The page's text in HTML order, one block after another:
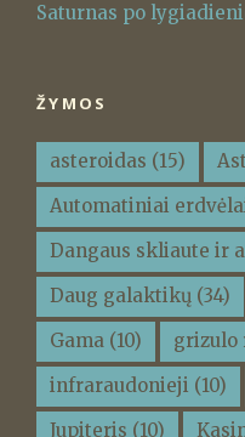
Saturnas po
ŽYMOS
asteroidas (15)
Automatiniai
Dangaus skliaute ir
Daug galaktikų (34)
Gama (10) grizulo
infraraudonieji (10)
Jupiteris (10)